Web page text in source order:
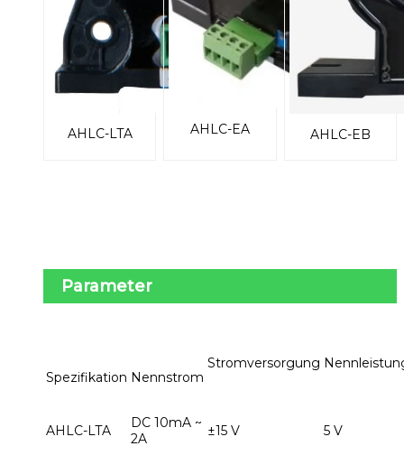
AHLC-LTA AHLC-EA AHLC-EB
Parameter
Spezifikation Nennstrom
Stromversorgung
AHLC-LTA
DC 10mA ~
2A
±15 V 5 V